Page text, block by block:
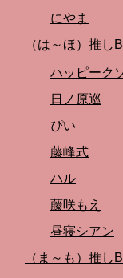
にやま
（は～ほ）推し
ハッピーク
日ノ原巡
ぴい
藤峰式
ハル
藤咲もえ
昼寝シアン
（ま～も）推し